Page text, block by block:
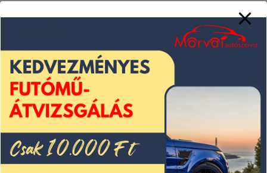
2025. május
2025. április
2025. március
2025. február
2025. január
2024. december